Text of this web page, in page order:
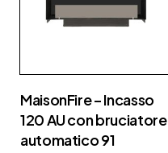
MaisonFire – Incasso
120 AU con bruciatore
automatico 91